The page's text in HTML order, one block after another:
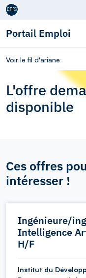
Aller au contenu
Portail Emploi
Voir le fil d'ariane
L'offre
disponible
Ces offres
intéresser !
Ingénieure/
Intelligence
H/F
Institut du